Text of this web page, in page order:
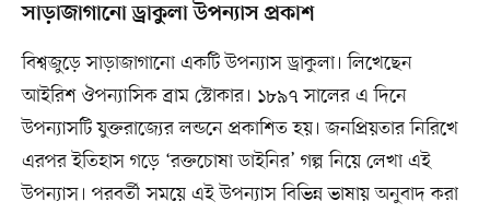
সাড়াজাগানো ড্রাকুলা উপন্যাস প্রকাশ
বিশ্বজুড়ে সাড়াজাগানো একটি উপন্যাস ড্রাকুলা। লিখেছেন
আইরিশ ঔপন্যাসিক ব্রাম স্টোকার। ১৮৯৭ সালের এ দিনে
উপন্যাসটি যুক্তরাজ্যের লন্ডনে প্রকাশিত হয়। জনপ্রিয়তার নিরিখে
এরপর ইতিহাস গড়ে ‘রক্তচোষা ডাইনির’ গল্প নিয়ে লেখা এই
উপন্যাস। পরবর্তী সময়ে এই উপন্যাস বিভিন্ন ভাষায় অনুবাদ করা